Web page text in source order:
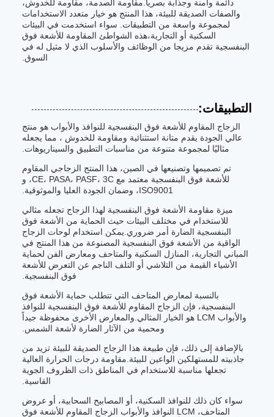
دائمة وآمنة وجذابة بصرياً.مقاومة الصدمة، مقاومة للخدوش،
والصفات الصديقة للبيئة، هذا المنتج هو خيار متعدد الاستخدامات
لمجموعة واسعة من التطبيقات. سواء استخدمت في البيئات
السكنية أو التجارية،هذه الشواطئ المقاومة للأشعة فوق
البنفسجية تقدم مزيجا من الوظائف والأسلوب الذي لا مثيل له في
السوق.
التطبيقات:
الزجاج المقاوم للأشعة فوق البنفسجية للنوافذ والأبواب هو منتج
عالي الجودة يقدم متانة استثنائية ومقاومة للخدوش ، مما يجعله
مثاليًا لمجموعة متنوعة من مناسبات التطبيق والسيناريوهات.
تم تصميمها وتصنيعها في الصين، هذا المنتج الزجاجي المقاوم
للأشعة فوق البنفسجية معتمد مع CE، PASA، PASF، 3C، و
ISO9001، وضمان الجودة العليا والموثوقية.
ميزة مقاومة الأشعة فوق البنفسجية لهذا الزجاج تجعله مثالي
للاستخدام في مختلف البيئات حيث الحماية من الأشعة فوق
البنفسجية الضارة أمر ضروري.يمكن استخدام لوحات الزجاج
الواقية من الأشعة فوق البنفسجية المصنوعة من هذا المنتج في
المباني التجارية، المنازل السكنية والمتاحف ومعارض الفن لحماية
الأشياء القيمة من التلاشي أو التلف الناجم عن التعرض للأشعة
فوق البنفسجية.
بالنسبة لمعارض المتاحف التي تتطلب حماية الأشعة فوق
البنفسجية، فإن الزجاج المقاوم للأشعة فوق البنفسجية للنوافذ
والأبواب LCM هو الخيار المثالي.والمعارض الأخرى محفوظة جيداً
ومحمية من الآثار الضارة لأشعة الشمس.
بالإضافة إلى ذلك، فإن طبيعة هذا الزجاج الصديقة للبيئة تزيد من
جاذبيته للمستهلكين الواعين للبيئة.مقاومة درجات الحرارة العالية
تجعلها مناسبة للاستخدام في المناطق ذات الظروف الجوية
القاسية.
سواء كان ذلك للنوافذ السكنية، أو المصابيح السحابية، أو عروض
المتاحف، LCM النوافذ والأبواب الزجاج المقاوم للأشعة فوق